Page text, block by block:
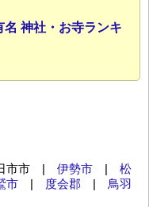
名 神社・お寺ランキ
市市 | 伊勢市 | 松
市 | 度会郡 | 鳥羽